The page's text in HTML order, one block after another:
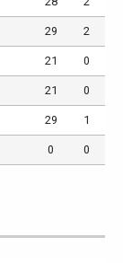
29 2
21 0
21 0
29 1
0 0